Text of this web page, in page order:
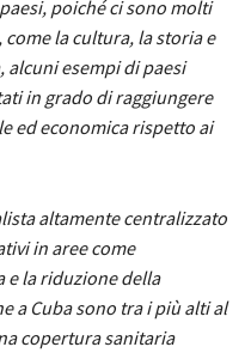
poiché ci sono molti
la cultura, la storia e
alcuni esempi di paesi
in grado di raggiungere
ed economica rispetto ai
altamente centralizzato
in ​​aree come
e la riduzione della
a Cuba sono tra i più alti al
copertura sanitaria